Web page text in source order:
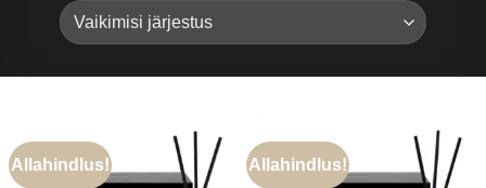
Allahindlus! Allahindlus!